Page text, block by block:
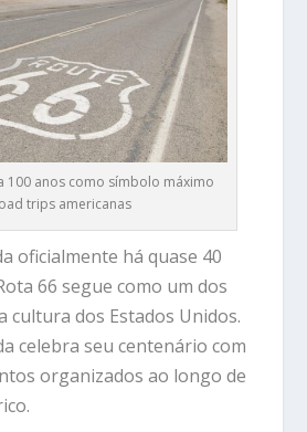
100 anos como símbolo máximo
trips americanas
oficialmente há quase 40
66 segue como um dos
cultura dos Estados Unidos.
celebra seu centenário com
organizados ao longo de